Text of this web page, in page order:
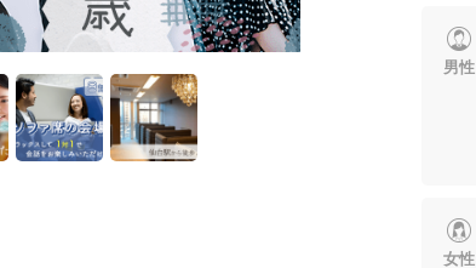
男性
女性